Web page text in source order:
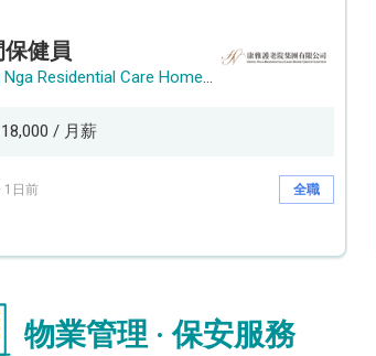
保健員
Hong Nga Residential Care Home Group Limited
18,000 / 月薪
1日前 全職
物業管理 · 保安服務